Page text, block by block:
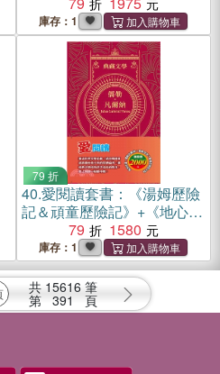
Forever、Party Time、I
Love My Mom
庫存：1
79 折
40.愛閱讀套書：《湯姆歷險
記＆頑童歷險記》+《地心冒
險＆環遊世界八十天》+《安
妮日記＆海倫．凱勒》+《叢
林奇譚＆怒海餘生》
79 1580
庫存：1
共 15616 筆
第 391 頁